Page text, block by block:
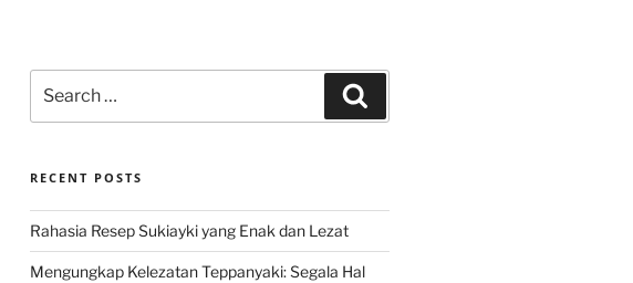
for:
RECENT POSTS
Rahasia Resep Sukiayki yang Enak dan Lezat
Mengungkap Kelezatan Teppanyaki: Segala Hal